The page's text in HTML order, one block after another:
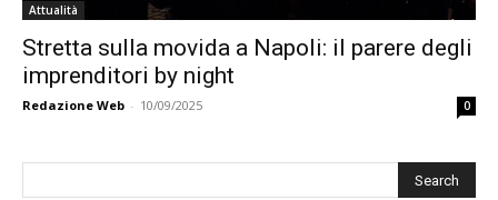
Attualità
Stretta sulla movida a Napoli: il parere degli
imprenditori by night
Redazione Web - 10/09/2025 0